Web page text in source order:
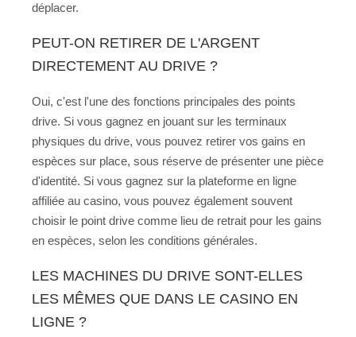
déplacer.
PEUT-ON RETIRER DE L'ARGENT
DIRECTEMENT AU DRIVE ?
Oui, c'est l'une des fonctions principales des points
drive. Si vous gagnez en jouant sur les terminaux
physiques du drive, vous pouvez retirer vos gains en
espèces sur place, sous réserve de présenter une pièce
d'identité. Si vous gagnez sur la plateforme en ligne
affiliée au casino, vous pouvez également souvent
choisir le point drive comme lieu de retrait pour les gains
en espèces, selon les conditions générales.
LES MACHINES DU DRIVE SONT-ELLES
LES MÊMES QUE DANS LE CASINO EN
LIGNE ?